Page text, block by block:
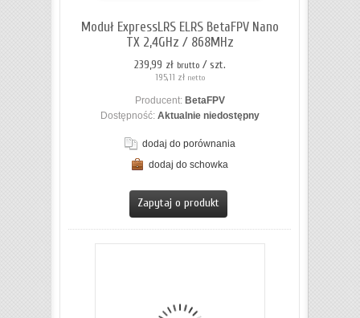
Moduł ExpressLRS ELRS BetaFPV Nano
TX 2,4GHz / 868MHz
239,99 zł brutto / szt.
195,11 zł netto
Producent: BetaFPV
Dostępność: Aktualnie niedostępny
dodaj do porównania
dodaj do schowka
Zapytaj o produkt